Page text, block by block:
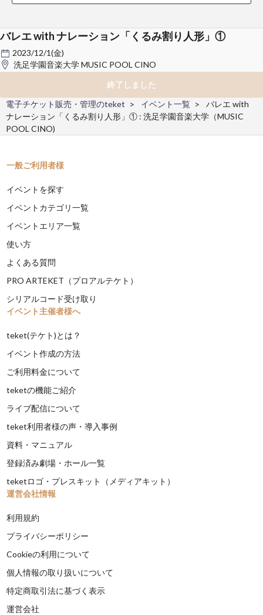
バレエ with ナレーション「くるみ割り人形」①
2023/12/1(金)
洗足学園音楽大学 MUSIC POOL CINO
終了しました
電子チケット販売・管理のteket
イベント一覧
バレエ with
ナレーション「くるみ割り人形」① : 洗足学園音楽大学（MUSIC
POOL CINO)
一般ご利用者様
イベントを探す
イベントカテゴリ一覧
イベントエリア一覧
使い方
よくある質問
PRO ARTEKET（プロアルテケト）
シリアルコード受け取り
イベント主催者様へ
teket(テケト)とは？
イベント作成の方法
ご利用料金について
teketの機能ご紹介
ライブ配信について
teket利用者様の声・導入事例
資料・マニュアル
登録済み劇場・ホール一覧
teketロゴ・プレスキット（メディアキット）
運営会社情報
利用規約
プライバシーポリシー
Cookieの利用について
個人情報の取り扱いについて
特定商取引法に基づく表示
運営会社